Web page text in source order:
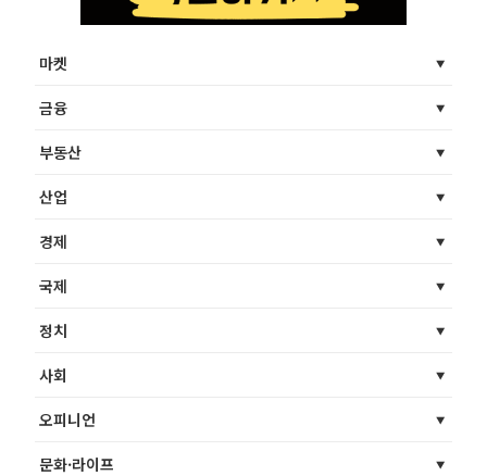
마켓
금융
부동산
산업
경제
국제
정치
사회
오피니언
문화·라이프